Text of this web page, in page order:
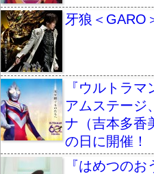
牙狼＜GARO
『ウルトラ
アムステージ
ナ（吉本多香
の日に開催！
『はめつの